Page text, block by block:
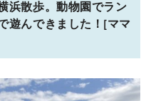
浜散歩。動物園でラン
遊んできました！[ママ